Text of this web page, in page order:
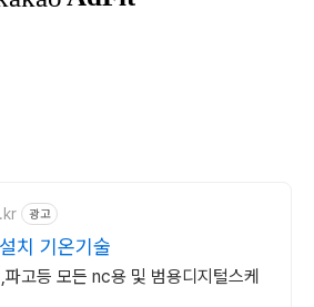
광고
치 기온기술
고등 모든 nc용 및 범용디지털스케